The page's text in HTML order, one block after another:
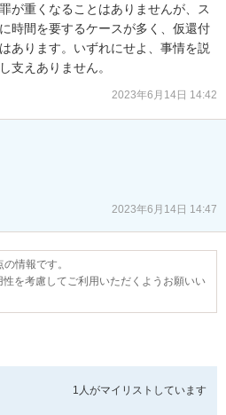
が重くなることはありませんが、ス
時間を要するケースが多く、仮還付
あります。いずれにせよ、事情を説
支えありません。
2023年6月14日 14:42
2023年6月14日 14:47
情報です。
を考慮してご利用いただくようお願いい
1人がマイリストしています